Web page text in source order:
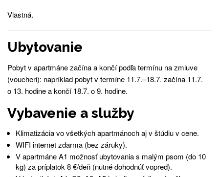
Vlastná.
Ubytovanie
Pobyt v apartmáne začína a končí podľa termínu na zmluve
(voucheri): napríklad pobyt v termíne 11.7.–18.7. začína 11.7.
o 13. hodine a končí 18.7. o 9. hodine.
Vybavenie a služby
Klimatizácia vo všetkých apartmánoch aj v štúdiu v cene.
WIFI internet zdarma (bez záruky).
V apartmáne A1 možnosť ubytovania s malým psom (do 10
kg) za príplatok 8 €/deň (nutné dohodnúť vopred).